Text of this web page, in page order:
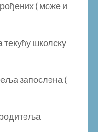
( може и
текућу школску
запослена (
родитеља